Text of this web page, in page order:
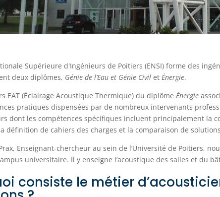
Supérieure d'Ingénieurs de Poitiers (ENSI) forme des
deux diplômes, Génie de l’Eau et Génie Civil et Énergie.
EAT (Éclairage Acoustique Thermique) du diplôme Énergie
pratiques dispensées par de nombreux intervenants
dont les compétences spécifiques incluent principalement la
définition de cahiers des charges et la comparaison de
Enseignant-chercheur au sein de l’Université de Poitiers,
universitaire. Il y enseigne l’acoustique des salles et du
consiste le métier